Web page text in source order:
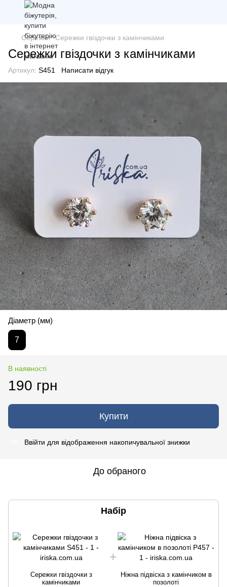
Сережки Сережки гвіздочки з камінчиками
Сережки гвіздочки з камінчиками
Артикул: S451 Написати відгук
Діаметр (мм)
7
В наявності
190 грн
Купити
Ввійти для відображення накопичувальної знижки
До обраного
Набір
Сережки гвіздочки з
камінчиками
Ніжна підвіска з камінчиком в
позолоті